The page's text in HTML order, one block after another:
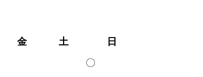
金 土
日
〇